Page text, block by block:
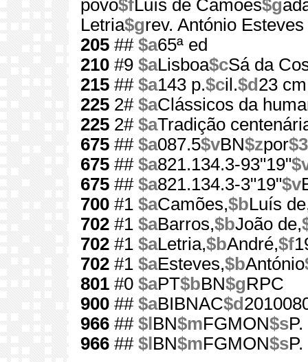
povo$fLuís de Camões$g
Letria$grev. António Esteves
205 ## $a65ª ed
210 #9 $aLisboa$cSá da
215 ## $a143 p.$cil.$d 23 cm
225 2# $aClássicos da
225 2# $aTradição
675 ## $a087.5$vBN$zpor$3
675 ## $a821.134.3-93"19"
675 ## $a821.134.3-3"19"$v
700 #1 $aCamões,$bLuís
702 #1 $aBarros,$bJoão de,
702 #1 $aLetria,$bAndré,$f
702 #1 $aEsteves,$bAntónio
801 #0 $aPT$bBN$gRPC
900 ## $aBIBNAC$d
966 ## $l BN$mFGMON$s
966 ## $l BN$mFGMON$s